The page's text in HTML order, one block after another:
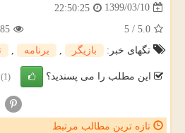
1399/03/10
22:50:25
5.0
/
5
تگهای خبر:
بازیگر , برنامه ,
این مطلب را می پسندید؟ (1)
تازه ترین مطالب مرتبط